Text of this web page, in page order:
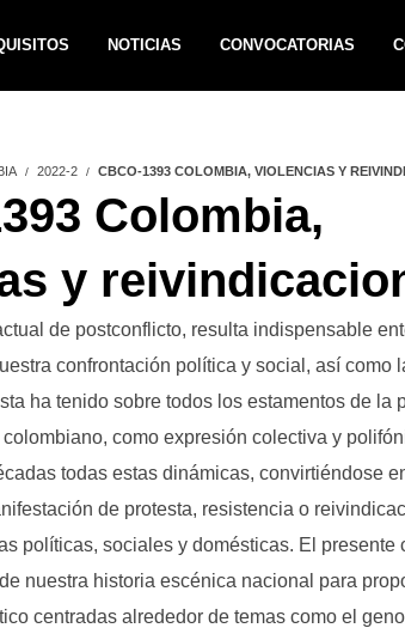
NOTICIAS CONVOCATORIAS
2022-2 CBCO-1393 COLOMBIA, VIOLENCIAS Y
Colombia,
y
de postconflicto, resulta indispensable
confrontación política y social, así como
ha tenido sobre todos los estamentos de la
como expresión colectiva y
todas estas dinámicas, convirtiéndose
de protesta, resistencia o
políticas, sociales y domésticas. El presente
nuestra historia escénica nacional para
centradas alrededor de temas como el